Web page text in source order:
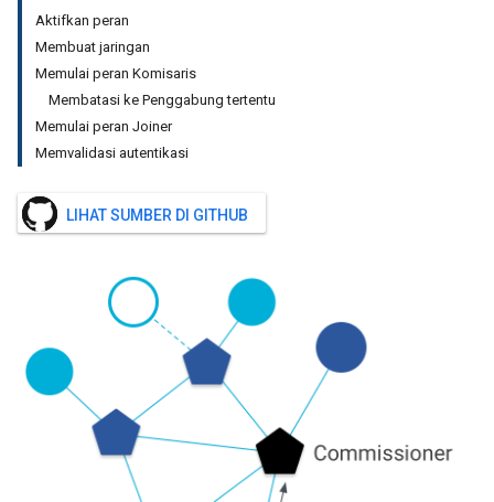
Aktifkan peran
Membuat jaringan
Memulai peran Komisaris
Membatasi ke Penggabung tertentu
Memulai peran Joiner
Memvalidasi autentikasi
LIHAT SUMBER DI GITHUB